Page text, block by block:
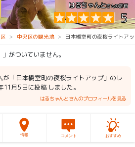
はるちゃんとさんの評価
5
中央区の観光地 日本橋室町の夜桜ライトア
がついていません。
が「日本橋室町の夜桜ライトアップ」のレ
11月5日に投稿 しました。
はるちゃんとさんのプロフィールを見る
情報 コメント おすすめ